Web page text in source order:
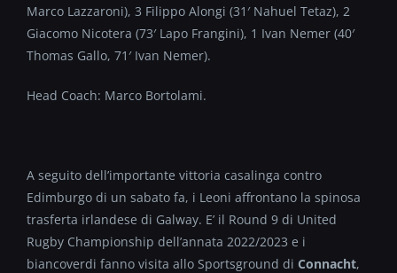
Marco Lazzaroni), 3 Filippo Alongi (31′ Nahuel Tetaz), 2
Giacomo Nicotera (73′ Lapo Frangini), 1 Ivan Nemer (40′
Thomas Gallo, 71′ Ivan Nemer).
Head Coach: Marco Bortolami.
A seguito dell’importante vittoria casalinga contro
Edimburgo di un sabato fa, i Leoni affrontano la spinosa
trasferta irlandese di Galway. E’ il Round 9 di United
Rugby Championship dell’annata 2022/2023 e i
biancoverdi fanno visita allo Sportsground di Connacht,